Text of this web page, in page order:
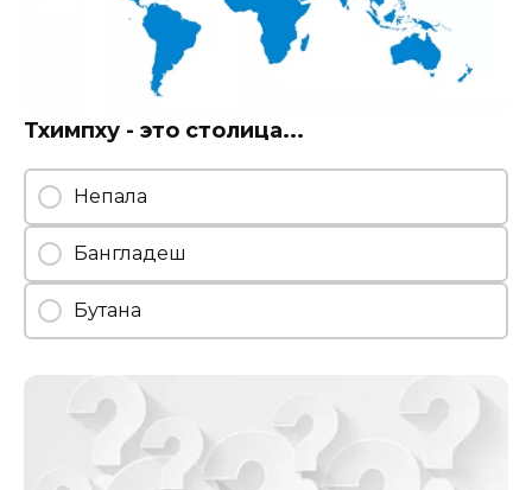
Тхимпху - это столица...
Непала
Бангладеш
Бутана